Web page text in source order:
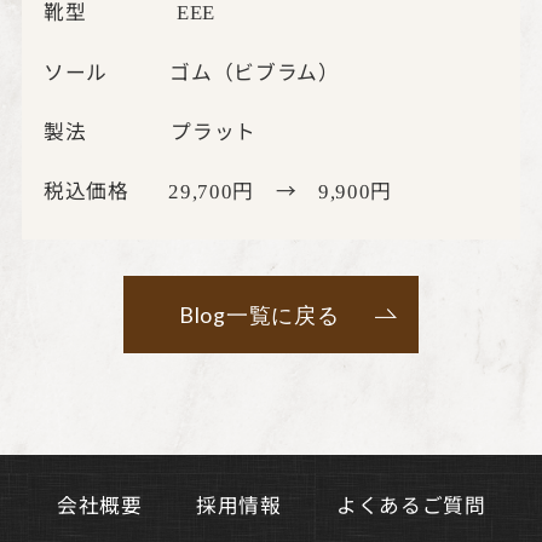
靴型 EEE
ソール ゴム（ビブラム）
製法 プラット
税込価格 29,700円 → 9,900円
Blog一覧に戻る
会社概要 採用情報 よくあるご質問